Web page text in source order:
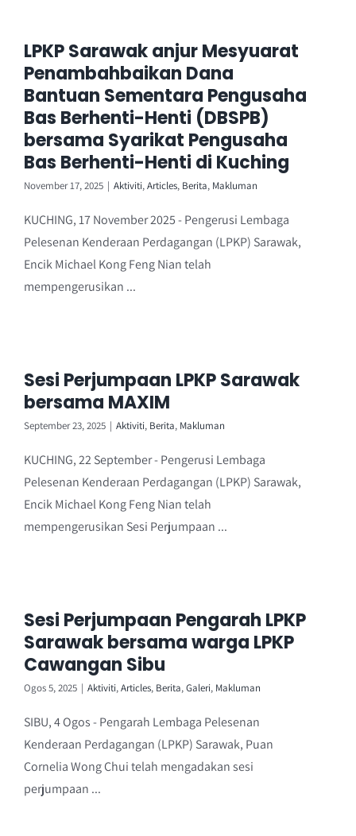
LPKP Sarawak anjur Mesyuarat
Penambahbaikan Dana
Bantuan Sementara Pengusaha
Bas Berhenti-Henti (DBSPB)
bersama Syarikat Pengusaha
Bas Berhenti-Henti di Kuching
November 17, 2025 | Aktiviti,Articles, Berita, Makluman
KUCHING, 17 November 2025 - Pengerusi Lembaga
Pelesenan Kenderaan Perdagangan (LPKP) Sarawak,
Encik Michael Kong Feng Nian telah
mempengerusikan ...
Sesi Perjumpaan LPKP Sarawak
bersama MAXIM
September 23, 2025 | Aktiviti, Berita, Makluman
KUCHING, 22 September - Pengerusi Lembaga
Pelesenan Kenderaan Perdagangan (LPKP) Sarawak,
Encik Michael Kong Feng Nian telah
mempengerusikan Sesi Perjumpaan ...
Sesi Perjumpaan Pengarah LPKP
Sarawak bersama warga LPKP
Cawangan Sibu
Ogos 5, 2025 | Aktiviti,Articles, Berita,Galeri, Makluman
SIBU, 4 Ogos - Pengarah Lembaga Pelesenan
Kenderaan Perdagangan (LPKP) Sarawak, Puan
Cornelia Wong Chui telah mengadakan sesi
perjumpaan ...